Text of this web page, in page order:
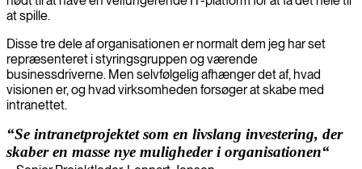
at spille.
Disse tre dele af organisationen er normalt dem jeg har set
repræsenteret i styringsgruppen og værende
businessdriverne. Men selvfølgelig afhænger det af, hvad
visionen er, og hvad virksomheden forsøger at skabe med
intranettet.
“Se intranetprojektet som en livslang investering, der
skaber en masse nye muligheder i organisationen“